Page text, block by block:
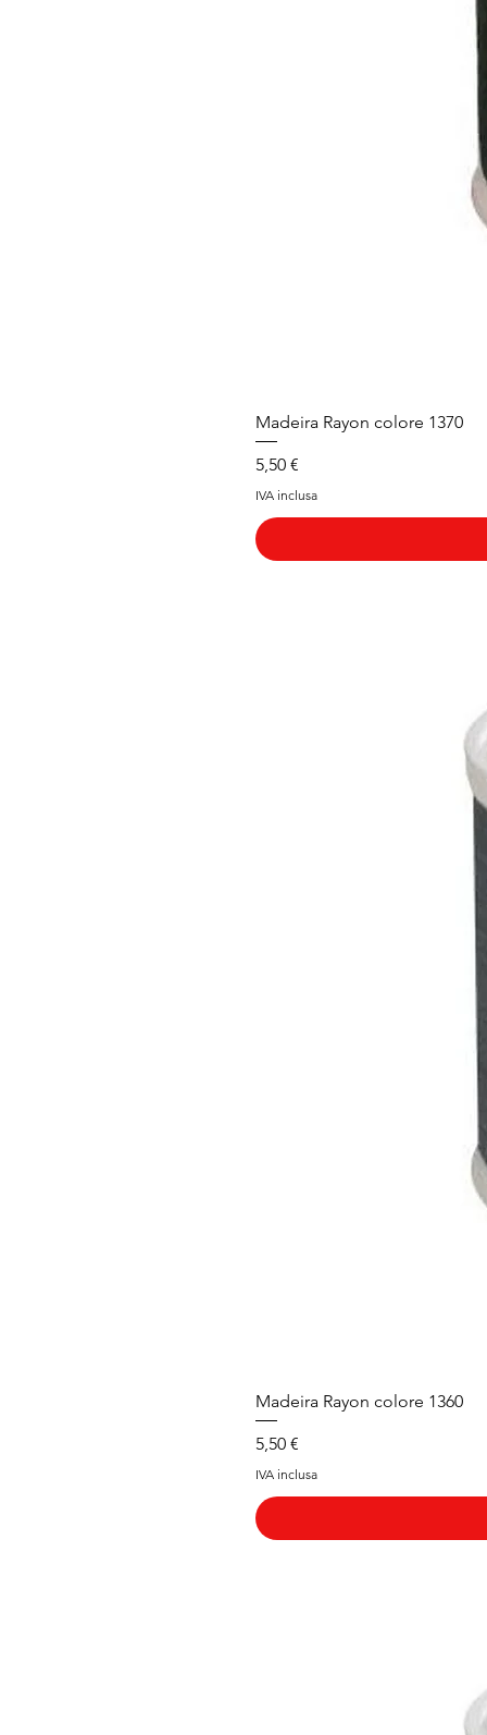
Madeira Rayon colore 1370
Prezzo
5,50 €
IVA inclusa
Madeira Rayon colore 1360
Prezzo
5,50 €
IVA inclusa